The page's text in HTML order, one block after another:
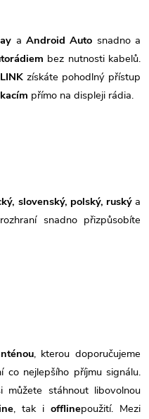
a Android Auto snadno a
bez nutnosti kabelů.
získáte pohodlný přístup
přímo na displeji rádia.
slovenský, polský, ruský a
snadno přizpůsobíte
, kterou doporučujeme
co nejlepšího příjmu signálu.
můžete stáhnout libovolnou
, tak i offlinepoužití. Mezi